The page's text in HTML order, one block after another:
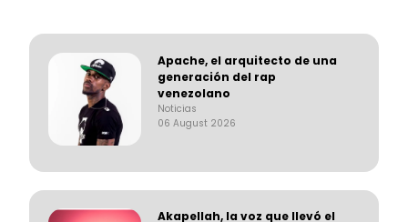
Apache, el arquitecto de una
generación del rap
venezolano
Noticias
06 August 2026
Akapellah, la voz que llevó el